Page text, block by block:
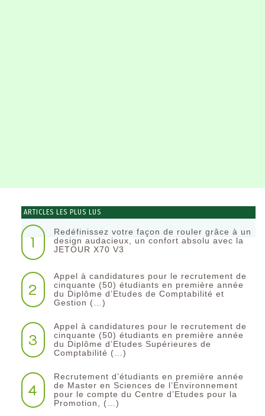
ARTICLES LES PLUS LUS
1
Redéfinissez votre façon de rouler grâce à un
design audacieux, un confort absolu avec la
JETOUR X70 V3
2
Appel à candidatures pour le recrutement de
cinquante (50) étudiants en première année
du Diplôme d’Etudes de Comptabilité et
Gestion (…)
3
Appel à candidatures pour le recrutement de
cinquante (50) étudiants en première année
du Diplôme d’Etudes Supérieures de
Comptabilité (…)
4
Recrutement d’étudiants en première année
de Master en Sciences de l’Environnement
pour le compte du Centre d’Etudes pour la
Promotion, (…)